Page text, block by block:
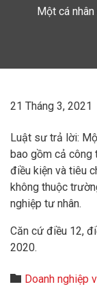
Một cá
21 Tháng 3, 2021
Luật sư trả lời:
bao gồm cả công
điều kiện và tiêu
không thuộc
nghiệp tư nhân.
Căn cứ điều 12,
2020.
 Category
Doanh nghiệp